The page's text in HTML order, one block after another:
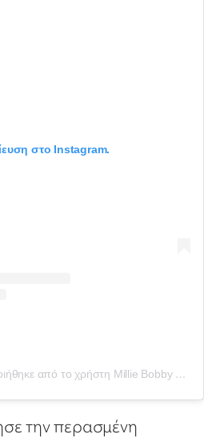
στο Instagram.
Η δημοσίευση κοινοποιήθηκε από το χρήστη Millie Bobby Brown (@milliebobbybrown)
την περασμένη